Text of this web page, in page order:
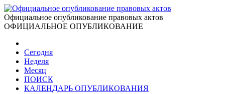
Официальное опубликование правовых актов
ОФИЦИАЛЬНОЕ ОПУБЛИКОВАНИЕ
Сегодня
Неделя
Месяц
ПОИСК
КАЛЕНДАРЬ ОПУБЛИКОВАНИЯ